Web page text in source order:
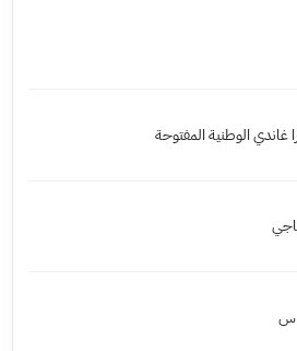
غاندي الوطنية المفتوحة